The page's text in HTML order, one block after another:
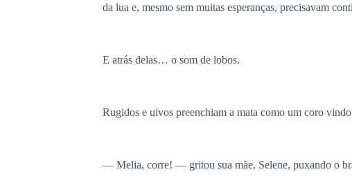
da lua e, mesmo sem muitas esperanças, precisavam
E atrás delas… o som de lobos.
Rugidos e uivos preenchiam a mata como um coro
— Melia, corre! — gritou sua mãe, Selene, puxando o